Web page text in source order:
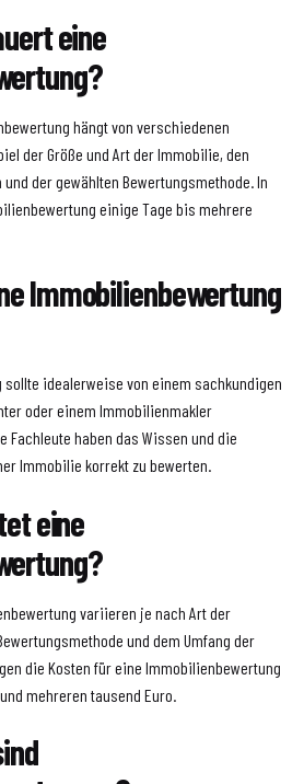
eine
hängt von verschiedenen
der Größe und Art der Immobilie, den
der gewählten Bewertungsmethode. In
einige Tage bis mehrere
Immobilienbewertung
idealerweise von einem sachkundigen
oder einem Immobilienmakler
Fachleute haben das Wissen und die
Immobilie korrekt zu bewerten.
eine
variieren je nach Art der
und dem Umfang der
die Kosten für eine Immobilienbewertung
mehreren tausend Euro.